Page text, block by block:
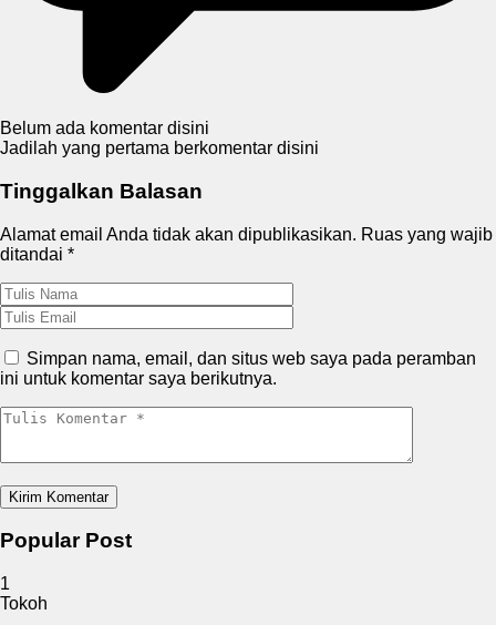
Belum ada komentar disini
Jadilah yang pertama berkomentar disini
Tinggalkan Balasan
Alamat email Anda tidak akan dipublikasikan. Ruas yang wajib
ditandai *
Simpan nama, email, dan situs web saya pada peramban
ini untuk komentar saya berikutnya.
Popular Post
1
Tokoh